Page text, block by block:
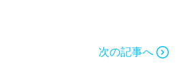
次の記事へ